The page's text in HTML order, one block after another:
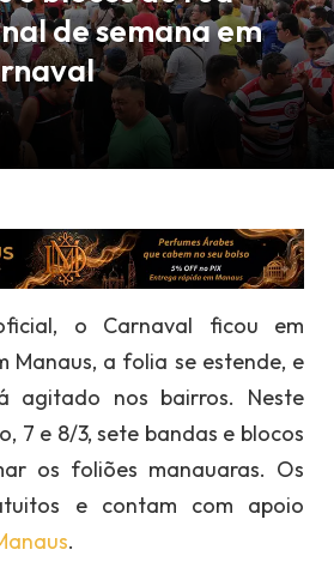
de semana em
o Carnaval ficou em
Manaus, a folia se estende, e
agitado nos bairros. Neste
7 e 8/3, sete bandas e blocos
os foliões manauaras. Os
e contam com apoio
.